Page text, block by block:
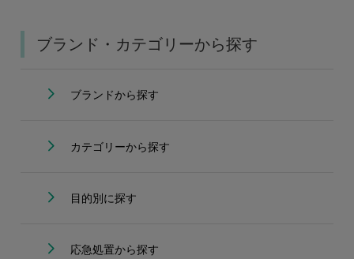
ブランド・カテゴリーから探す
ブランドから探す
カテゴリーから探す
目的別に探す
応急処置から探す